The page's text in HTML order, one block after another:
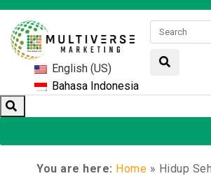
English (US)
Bahasa Indonesia
You are here: Home » Hidup